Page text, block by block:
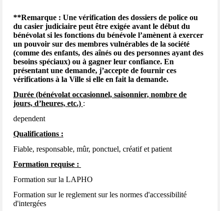
**Remarque : Une vérification des dossiers de police ou
du casier judiciaire peut être exigée avant le début du
bénévolat si les fonctions du bénévole l’amènent à exercer
un pouvoir sur des membres vulnérables de la société
(comme des enfants, des aînés ou des personnes ayant des
besoins spéciaux) ou à gagner leur confiance. En
présentant une demande, j’accepte de fournir ces
vérifications à la Ville si elle en fait la demande.
Durée (bénévolat occasionnel, saisonnier, nombre de
jours, d’heures, etc.) :
dependent
Qualifications :
Fiable, responsable, mûr, ponctuel, créatif et patient
Formation requise :
Formation sur la LAPHO
Formation sur le reglement sur les normes d'accessibilité
d'intergées